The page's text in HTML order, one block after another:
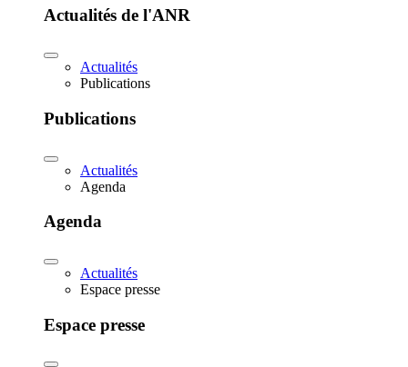
Actualités de l'ANR
Actualités
Publications
Publications
Actualités
Agenda
Agenda
Actualités
Espace presse
Espace presse